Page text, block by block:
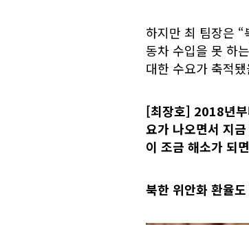
하지만 최 팀장은
동차 수입을 못 하
대한 수요가 축적
[최장호] 2018년
요가 나오면서 지
이 조금 해소가 되
북한 위안화 환율